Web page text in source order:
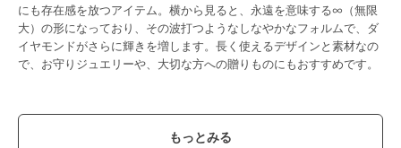
にも存在感を放つアイテム。横から見ると、永遠を意味する∞（無限
大）の形になっており、その波打つようなしなやかなフォルムで、ダ
イヤモンドがさらに輝きを増します。長く使えるデザインと素材なの
で、お守りジュエリーや、大切な方への贈りものにもおすすめです。